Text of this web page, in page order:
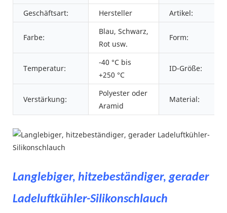
Geschäftsart: Hersteller Artikel:
Farbe:
Blau, Schwarz,
Rot usw.
Form:
Temperatur:
-40 °C bis
+250 °C
ID-Größe:
Verstärkung:
Polyester oder
Aramid
Material:
Langlebiger, hitzebeständiger, gerader
Ladeluftkühler-Silikonschlauch